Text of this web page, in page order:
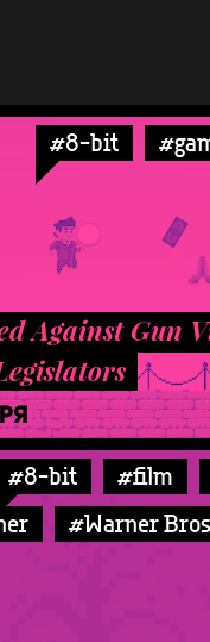
#8-bit
Against Gun
#8-bit #film
#Warner